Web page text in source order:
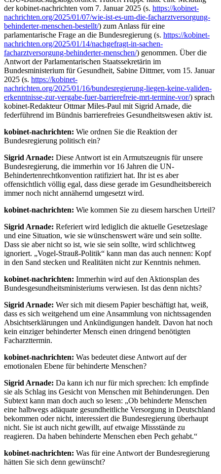
der kobinet-nachrichten vom 7. Januar 2025 (s. https://kobinet-
nachrichten.org/2025/01/07/wie-ist-es-um-die-facharztversorgung-
behinderter-menschen-bestellt/) zum Anlass für eine
parlamentarische Frage an die Bundesregierung (s. https://kobinet-
nachrichten.org/2025/01/14/nachgefragt-in-sachen-
facharztversorgung-behinderter-menschen/) genommen. Über die
Antwort der Parlamentarischen Staatssekretärin im
Bundesministerium für Gesundheit, Sabine Dittmer, vom 15. Januar
2025 (s. https://kobinet-
nachrichten.org/2025/01/16/bundesregierung-liegen-keine-validen-
erkenntnisse-zur-vergabe-fuer-barrierefreie-mrt-termine-vor/) sprach
kobinet-Redakteur Ottmar Miles-Paul mit Sigrid Arnade, die
federführend im Bündnis barrierefreies Gesundheitswesen aktiv ist.
kobinet-nachrichten: Wie ordnen Sie die Reaktion der
Bundesregierung politisch ein?
Sigrid Arnade: Diese Antwort ist ein Armutszeugnis für unsere
Bundesregierung, die immerhin vor 16 Jahren die UN-
Behindertenrechtkonvention ratifiziert hat. Ihr ist es aber
offensichtlich völlig egal, dass diese gerade im Gesundheitsbereich
immer noch nicht annähernd umgesetzt wird.
kobinet-nachrichten: Wie kommen Sie zu diesem harschen Urteil?
Sigrid Arnade: Referiert wird lediglich die aktuelle Gesetzeslage
und eine Situation, wie sie wünschenswert wäre und sein sollte.
Dass sie aber nicht so ist, wie sie sein sollte, wird schlichtweg
ignoriert. „Vogel-Strauß-Politik“ kann man das auch nennen: Kopf
in den Sand stecken und Realitäten nicht zur Kenntnis nehmen.
kobinet-nachrichten: Immerhin wird auf den Aktionsplan des
Bundesgesundheitsministeriums verwiesen. Ist das denn nichts?
Sigrid Arnade: Wer sich mit diesem Papier beschäftigt hat, weiß,
dass es sich weitgehend um eine Ansammlung von nichtssagenden
Absichtserklärungen und Ankündigungen handelt. Davon hat noch
kein einziger behinderter Mensch einen dringend benötigten
Facharzttermin.
kobinet-nachrichten: Was bedeutet diese Antwort auf der
emotionalen Ebene für behinderte Menschen?
Sigrid Arnade: Da kann ich nur für mich sprechen: Ich empfinde
sie als Schlag ins Gesicht von Menschen mit Behinderungen. Den
Subtext kann man doch auch so lesen: „Ob behinderte Menschen
eine halbwegs adäquate gesundheitliche Versorgung in Deutschland
bekommen oder nicht, interessiert die Bundesregierung überhaupt
nicht. Sie ist auch nicht gewillt, auf etwaige Missstände zu
reagieren. Da haben behinderte Menschen eben Pech gehabt.“
kobinet-nachrichten: Was für eine Antwort der Bundesregierung
hätten Sie sich denn gewünscht?